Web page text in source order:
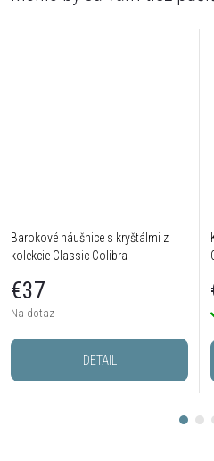
Barokové náušnice s kryštálmi z
kolekcie Classic Colibra -
€37
Na dotaz
DETAIL